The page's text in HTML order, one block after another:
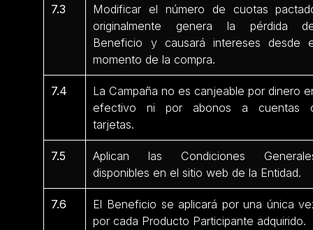
7.3
Modificar el número de cuotas
originalmente genera la pérdida
Beneficio y causará intereses desde
momento de la compra.
7.4
La Campaña no es canjeable por dinero
efectivo ni por abonos a cuentas
tarjetas.
7.5
Aplican las Condiciones
disponibles en el sitio web de la Entidad.
7.6
El Beneficio se aplicará por una única
por cada Producto Participante adquirido.